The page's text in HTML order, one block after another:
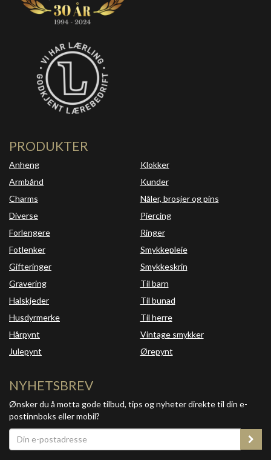
PRODUKTER
Anheng
Armbånd
Charms
Diverse
Forlengere
Fotlenker
Gifteringer
Gravering
Halskjeder
Husdyrmerke
Hårpynt
Julepynt
Klokker
Kunder
Nåler, brosjer og pins
Piercing
Ringer
Smykkepleie
Smykkeskrin
Til barn
Til bunad
Til herre
Vintage smykker
Ørepynt
NYHETSBREV
Ønsker du å motta gode tilbud, tips og nyheter direkte til din e-
postinnboks eller mobil?